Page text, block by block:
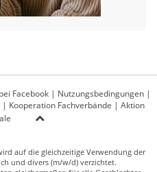
Facebook | Nutzungsbedingungen |
| Kooperation Fachverbände | Aktion
auf die gleichzeitige Verwendung der
und divers (m/w/d) verzichtet.